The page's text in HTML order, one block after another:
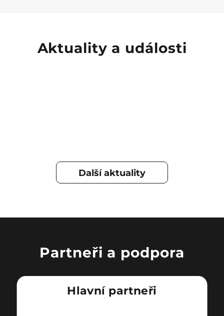
Aktuality a události
Dobrovolnictví v Česku
získává silnější podporu
Šance pro mladé vyrazit do
světa
IVY 2026: Začněte své
dobrovolnické dobrodružství
Další aktuality
Partneři a podpora
Hlavní partneři